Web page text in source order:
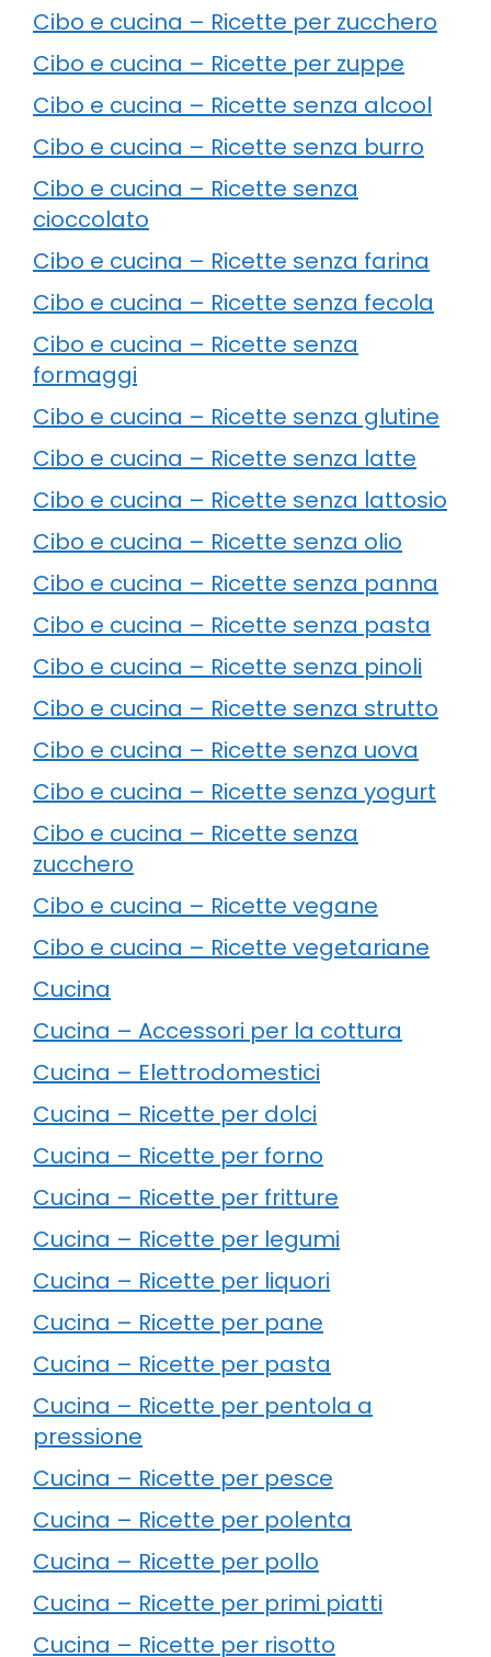
Cibo e cucina – Ricette per zucchero
Cibo e cucina – Ricette per zuppe
Cibo e cucina – Ricette senza alcool
Cibo e cucina – Ricette senza burro
Cibo e cucina – Ricette senza
cioccolato
Cibo e cucina – Ricette senza farina
Cibo e cucina – Ricette senza fecola
Cibo e cucina – Ricette senza
formaggi
Cibo e cucina – Ricette senza glutine
Cibo e cucina – Ricette senza latte
Cibo e cucina – Ricette senza lattosio
Cibo e cucina – Ricette senza olio
Cibo e cucina – Ricette senza panna
Cibo e cucina – Ricette senza pasta
Cibo e cucina – Ricette senza pinoli
Cibo e cucina – Ricette senza strutto
Cibo e cucina – Ricette senza uova
Cibo e cucina – Ricette senza yogurt
Cibo e cucina – Ricette senza
zucchero
Cibo e cucina – Ricette vegane
Cibo e cucina – Ricette vegetariane
Cucina
Cucina – Accessori per la cottura
Cucina – Elettrodomestici
Cucina – Ricette per dolci
Cucina – Ricette per forno
Cucina – Ricette per fritture
Cucina – Ricette per legumi
Cucina – Ricette per liquori
Cucina – Ricette per pane
Cucina – Ricette per pasta
Cucina – Ricette per pentola a
pressione
Cucina – Ricette per pesce
Cucina – Ricette per polenta
Cucina – Ricette per pollo
Cucina – Ricette per primi piatti
Cucina – Ricette per risotto